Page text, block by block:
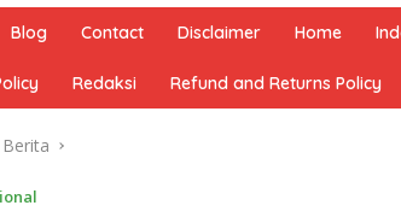
Blog Contact Disclaimer Home
Redaksi Refund and Returns Policy
Berita